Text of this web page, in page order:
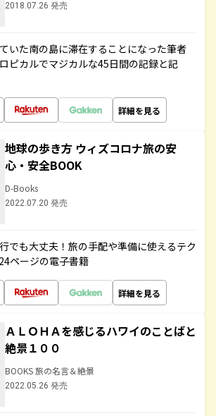
2018.07.26 発売
いた南の島に滞在することになった筆者
ピカルでマジカルな45日間の記録と記
詳細を見る
地球の歩き方 ウィズコロナ旅の安
心・安全BOOK
D-Books
2022.07.20 発売
でも大丈夫！旅の手配や準備に使えるテク
ページの電子書籍
詳細を見る
ＡＬＯＨＡを感じるハワイのことばと
絶景１００
BOOKS 旅の名言＆絶景
2022.05.26 発売